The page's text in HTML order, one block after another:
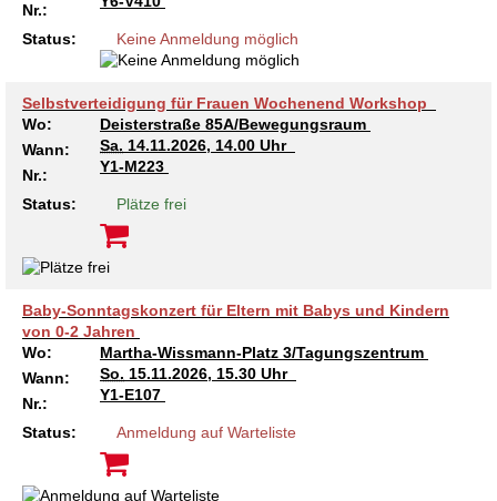
Kindertagesstätte Schneiderberg
Kindertagesstätte Schweriner Straße /
Familienzentrum
Kindertagesstätte Sylter Weg
Kindertagesstätte Tresckowstraße
Kindertagesstätte Wiehbergstraße
Nr.:
Status: Keine Anmeldung möglich
Selbstverteidigung für Frauen Wochenend Workshop
Wo:
Deisterstraße 85A/Bewegungsraum
Wann:
Sa. 14.11.2026, 14.00 Uhr
Nr.:
Y1-M223
Status: Plätze frei
Baby-Sonntagskonzert für Eltern mit Babys und Kindern
von 0-2 Jahren
Wo:
Martha-Wissmann-Platz 3/Tagungszentrum
Wann:
So. 15.11.2026, 15.30 Uhr
Nr.:
Y1-E107
Status: Anmeldung auf Warteliste